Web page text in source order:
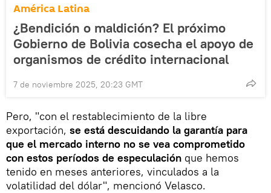
América Latina
¿Bendición o maldición? El próximo
Gobierno de Bolivia cosecha el apoyo de
organismos de crédito internacional
7 de noviembre 2025, 20:23 GMT
Pero, "con el restablecimiento de la libre
exportación, se está descuidando la garantía para
que el mercado interno no se vea comprometido
con estos períodos de especulación que hemos
tenido en meses anteriores, vinculados a la
volatilidad del dólar", mencionó Velasco.